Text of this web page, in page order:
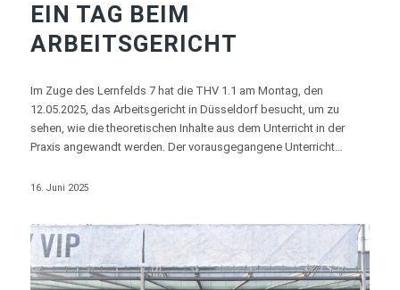
EIN TAG BEIM
ARBEITSGERICHT
Im Zuge des Lernfelds 7 hat die THV 1.1 am Montag, den
12.05.2025, das Arbeitsgericht in Düsseldorf besucht, um zu
sehen, wie die theoretischen Inhalte aus dem Unterricht in der
Praxis angewandt werden. Der vorausgegangene Unterricht…
16. Juni 2025